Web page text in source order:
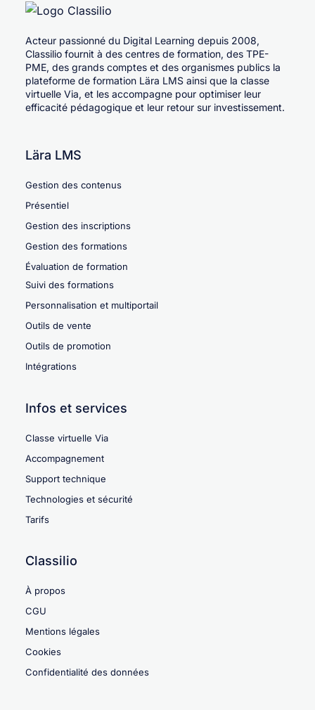
Acteur passionné du Digital Learning depuis 2008,
Classilio fournit à des centres de formation, des TPE-
PME, des grands comptes et des organismes publics la
plateforme de formation Lära LMS ainsi que la classe
virtuelle Via, et les accompagne pour optimiser leur
efficacité pédagogique et leur retour sur investissement.
Lära LMS
Gestion des contenus
Présentiel
Gestion des inscriptions
Gestion des formations
Évaluation de formation
Suivi des formations
Personnalisation et multiportail
Outils de vente
Outils de promotion
Intégrations
Infos et services
Classe virtuelle Via
Accompagnement
Support technique
Technologies et sécurité
Tarifs
Classilio
À propos
CGU
Mentions légales
Cookies
Confidentialité des données